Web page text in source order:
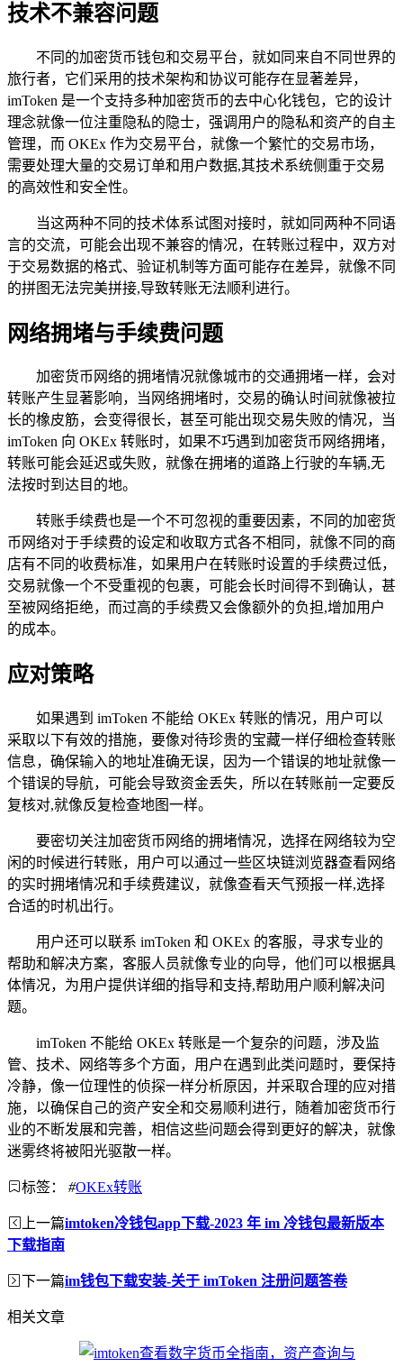
技术不兼容问题
不同的加密货币钱包和交易平台，就如同来自不同世界的
旅行者，它们采用的技术架构和协议可能存在显著差异，
imToken 是一个支持多种加密货币的去中心化钱包，它的设计
理念就像一位注重隐私的隐士，强调用户的隐私和资产的自主
管理，而 OKEx 作为交易平台，就像一个繁忙的交易市场，
需要处理大量的交易订单和用户数据,其技术系统侧重于交易
的高效性和安全性。
当这两种不同的技术体系试图对接时，就如同两种不同语
言的交流，可能会出现不兼容的情况，在转账过程中，双方对
于交易数据的格式、验证机制等方面可能存在差异，就像不同
的拼图无法完美拼接,导致转账无法顺利进行。
网络拥堵与手续费问题
加密货币网络的拥堵情况就像城市的交通拥堵一样，会对
转账产生显著影响，当网络拥堵时，交易的确认时间就像被拉
长的橡皮筋，会变得很长，甚至可能出现交易失败的情况，当
imToken 向 OKEx 转账时，如果不巧遇到加密货币网络拥堵，
转账可能会延迟或失败，就像在拥堵的道路上行驶的车辆,无
法按时到达目的地。
转账手续费也是一个不可忽视的重要因素，不同的加密货
币网络对于手续费的设定和收取方式各不相同，就像不同的商
店有不同的收费标准，如果用户在转账时设置的手续费过低，
交易就像一个不受重视的包裹，可能会长时间得不到确认，甚
至被网络拒绝，而过高的手续费又会像额外的负担,增加用户
的成本。
应对策略
如果遇到 imToken 不能给 OKEx 转账的情况，用户可以
采取以下有效的措施，要像对待珍贵的宝藏一样仔细检查转账
信息，确保输入的地址准确无误，因为一个错误的地址就像一
个错误的导航，可能会导致资金丢失，所以在转账前一定要反
复核对,就像反复检查地图一样。
要密切关注加密货币网络的拥堵情况，选择在网络较为空
闲的时候进行转账，用户可以通过一些区块链浏览器查看网络
的实时拥堵情况和手续费建议，就像查看天气预报一样,选择
合适的时机出行。
用户还可以联系 imToken 和 OKEx 的客服，寻求专业的
帮助和解决方案，客服人员就像专业的向导，他们可以根据具
体情况，为用户提供详细的指导和支持,帮助用户顺利解决问
题。
imToken 不能给 OKEx 转账是一个复杂的问题，涉及监
管、技术、网络等多个方面，用户在遇到此类问题时，要保持
冷静，像一位理性的侦探一样分析原因，并采取合理的应对措
施，以确保自己的资产安全和交易顺利进行，随着加密货币行
业的不断发展和完善，相信这些问题会得到更好的解决，就像
迷雾终将被阳光驱散一样。
标签： #OKEx转账
上一篇imtoken冷钱包app下载-2023 年 im 冷钱包最新版本
下载指南
下一篇im钱包下载安装-关于 imToken 注册问题答卷
相关文章